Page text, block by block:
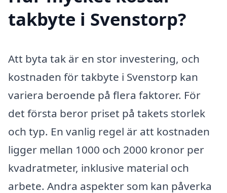
takbyte i Svenstorp?
Att byta tak är en stor investering, och
kostnaden för takbyte i Svenstorp kan
variera beroende på flera faktorer. För
det första beror priset på takets storlek
och typ. En vanlig regel är att kostnaden
ligger mellan 1000 och 2000 kronor per
kvadratmeter, inklusive material och
arbete. Andra aspekter som kan påverka